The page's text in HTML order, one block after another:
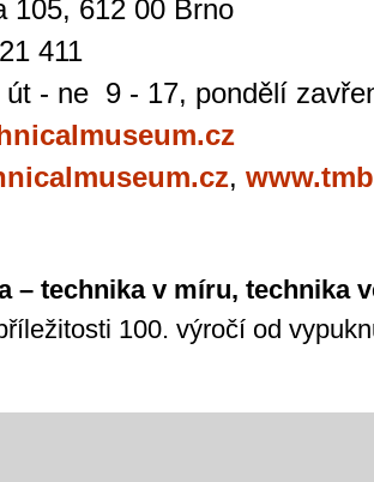
105, 612 00 Brno
411
út - ne 9 - 17, pondělí
,
– technika v míru, technika
100. výročí od
zajímavé
restaurace,
ale také místem, kde si
kasinové hry. V
automaty jak pro pravidelné